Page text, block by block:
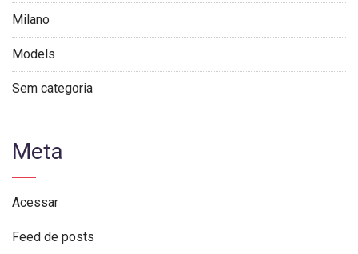
Milano
Models
Sem categoria
Meta
Acessar
Feed de posts